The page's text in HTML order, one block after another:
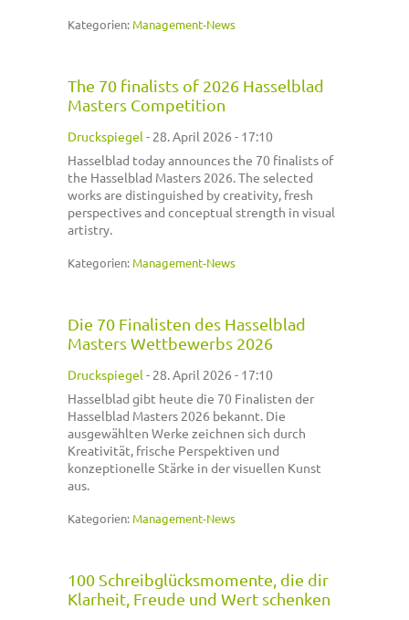
Kategorien: Management-News
The 70 finalists of 2026 Hasselblad
Masters Competition
Druckspiegel - 28. April 2026 - 17:10
Hasselblad today announces the 70 finalists of
the Hasselblad Masters 2026. The selected
works are distinguished by creativity, fresh
perspectives and conceptual strength in visual
artistry.
Kategorien: Management-News
Die 70 Finalisten des Hasselblad
Masters Wettbewerbs 2026
Druckspiegel - 28. April 2026 - 17:10
Hasselblad gibt heute die 70 Finalisten der
Hasselblad Masters 2026 bekannt. Die
ausgewählten Werke zeichnen sich durch
Kreativität, frische Perspektiven und
konzeptionelle Stärke in der visuellen Kunst
aus.
Kategorien: Management-News
100 Schreibglücksmomente, die dir
Klarheit, Freude und Wert schenken